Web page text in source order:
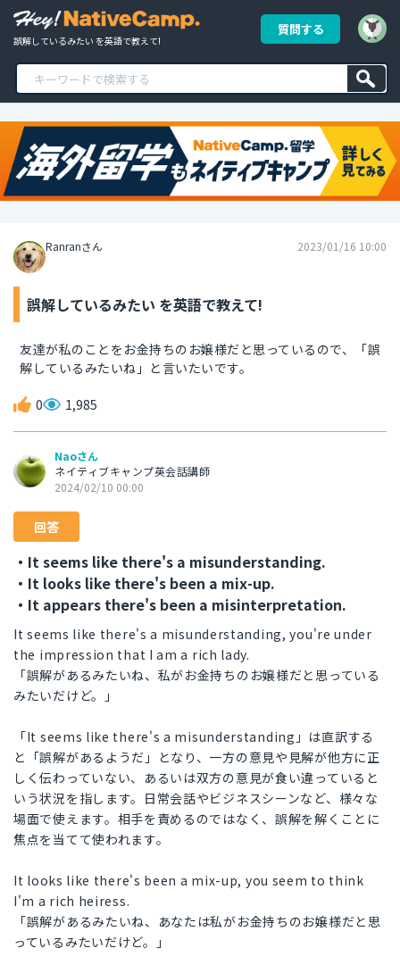
誤解しているみたい を英語で教えて!
質問する
Ranranさん 2023/01/16 10:00
誤解しているみたい を英語で教えて!
友達が私のことをお金持ちのお嬢様だと思っているので、「誤
解しているみたいね」と言いたいです。
0 1,985
Naoさん
ネイティブキャンプ英会話講師
2024/02/10 00:00
回答
・It seems like there's a misunderstanding.
・It looks like there's been a mix-up.
・It appears there's been a misinterpretation.
It seems like there's a misunderstanding, you're under
the impression that I am a rich lady.
「誤解があるみたいね、私がお金持ちのお嬢様だと思っている
みたいだけど。」
「It seems like there's a misunderstanding」は直訳する
と「誤解があるようだ」となり、一方の意見や見解が他方に正
しく伝わっていない、あるいは双方の意見が食い違っていると
いう状況を指します。日常会話やビジネスシーンなど、様々な
場面で使えます。相手を責めるのではなく、誤解を解くことに
焦点を当てて使われます。
It looks like there's been a mix-up, you seem to think
I'm a rich heiress.
「誤解があるみたいね、あなたは私がお金持ちのお嬢様だと思
っているみたいだけど。」